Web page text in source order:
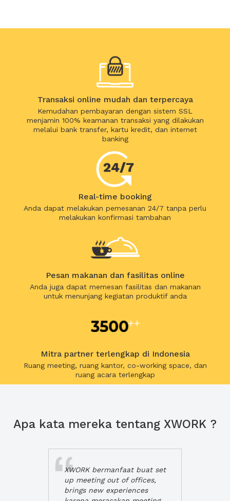
Transaksi online mudah dan terpercaya
Kemudahan pembayaran dengan sistem SSL
menjamin 100% keamanan transaksi yang dilakukan
melalui bank transfer, kartu kredit, dan internet
banking
Real-time booking
Anda dapat melakukan pemesanan 24/7 tanpa perlu
melakukan konfirmasi tambahan
Pesan makanan dan fasilitas online
Anda juga dapat memesan fasilitas dan makanan
untuk menunjang kegiatan produktif anda
Mitra partner terlengkap di Indonesia
Ruang meeting, ruang kantor, co-working space, dan
ruang acara terlengkap
Apa kata mereka tentang XWORK ?
XWORK bermanfaat buat set
up meeting out of offices,
brings new experiences